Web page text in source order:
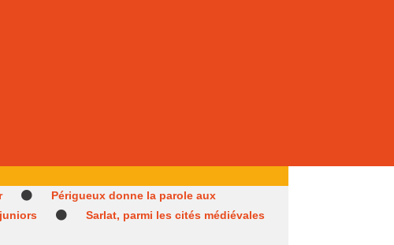
Périgueux donne la parole aux
Sarlat, parmi les cités médiévales